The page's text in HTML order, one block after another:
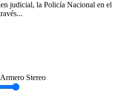
judicial, la Policía Nacional en el